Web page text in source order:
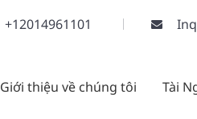
+12014961101
Giới thiệu về chúng tôi Tài